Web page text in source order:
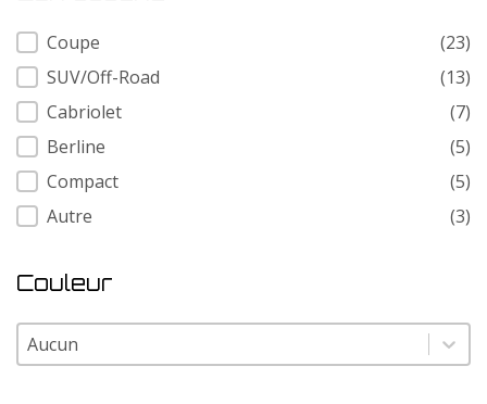
Carrosserie
Coupe
(23)
SUV/Off-Road
(13)
Cabriolet
(7)
Berline
(5)
Compact
(5)
Autre
(3)
Couleur
Couleur
Couleur